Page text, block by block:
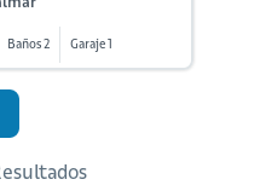
Baños 2 Garaje 1